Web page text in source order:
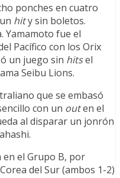
ponches en cuatro
hity sin boletos.
Yamamoto fue el
Pacífico con los Orix
un juego sin hitsel
Seibu Lions.
que se embasó
con un outen el
al disparar un jonrón
en el Grupo B, por
del Sur (ambos 1-2)